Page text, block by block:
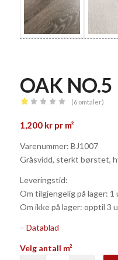
OAK NO.5
1.00
på
6
kundevurderinger
(6omtaler)
1,200 kr pr m²
Varenummer: BJ1007
Gråsvidd, sterkt børstet,
Leveringstid:
Om tilgjengelig på lager: 1
Om ikke på lager: opptil 3
– Datablad
Velg antall m²